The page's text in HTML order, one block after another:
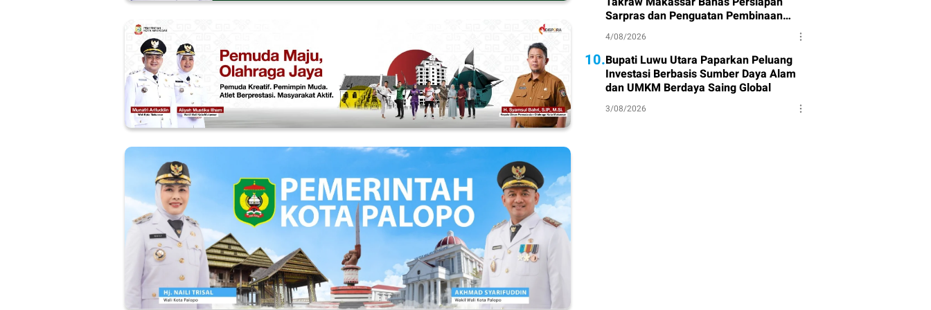
Sarpras dan Penguatan Pembinaan
Atlet
4/08/2026
10.Bupati Luwu Utara Paparkan Peluang
Investasi Berbasis Sumber Daya Alam
dan UMKM Berdaya Saing Global
3/08/2026